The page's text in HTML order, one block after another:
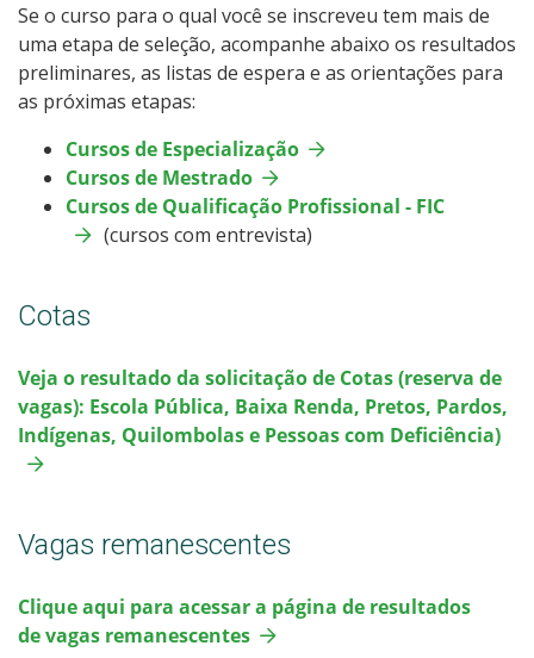
Orientações para Matrícula
Transferências e Retornos
Provas e Gabaritos
Estatísticas dos Processos Seletivos
Se o curso para o qual você se inscreveu tem mais de
uma etapa de seleção, acompanhe abaixo os resultados
preliminares, as listas de espera e as orientações para
as próximas etapas:
Cursos de Especialização
Cursos de Mestrado
Cursos de Qualificação Profissional - FIC
(cursos com entrevista)
Cotas
Veja o resultado da solicitação de Cotas (reserva de
vagas): Escola Pública, Baixa Renda, Pretos, Pardos,
Indígenas, Quilombolas e Pessoas com Deficiência)
Vagas remanescentes
Clique aqui para acessar a página de resultados
de vagas remanescentes